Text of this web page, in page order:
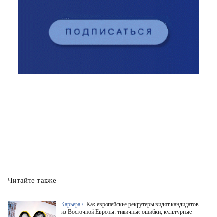
Читайте также
Карьера / Как европейские рекрутеры видят кандидатов
из Восточной Европы: типичные ошибки, культурные